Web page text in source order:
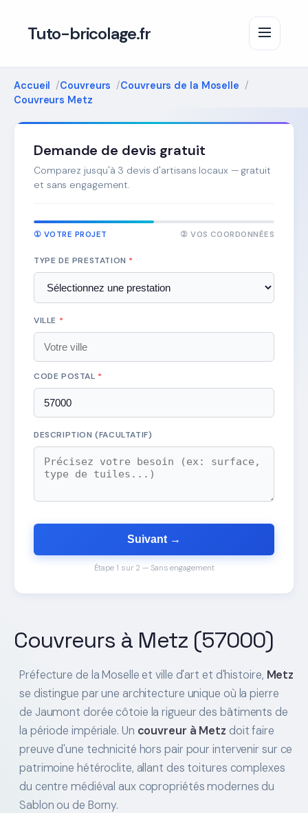
Tuto-bricolage.fr
Accueil Couvreurs
Couvreurs de la Moselle
Couvreurs Metz
Couvreurs à Metz (57000)
Préfecture de la Moselle et ville d'art et d'histoire, Metz
se distingue par une architecture unique où la pierre
de Jaumont dorée côtoie la rigueur des bâtiments de
la période impériale. Un couvreur à Metz doit faire
preuve d'une technicité hors pair pour intervenir sur ce
patrimoine hétéroclite, allant des toitures complexes
du centre médiéval aux copropriétés modernes du
Sablon ou de Borny.
Demande de devis gratuit
Comparez jusqu'à 3 devis d'artisans locaux — gratuit
et sans engagement.
① VOTRE PROJET ② VOS COORDONNÉES
TYPE DE PRESTATION *
VILLE *
CODE POSTAL *
DESCRIPTION (FACULTATIF)
Suivant →
Étape 1 sur 2 — Sans engagement